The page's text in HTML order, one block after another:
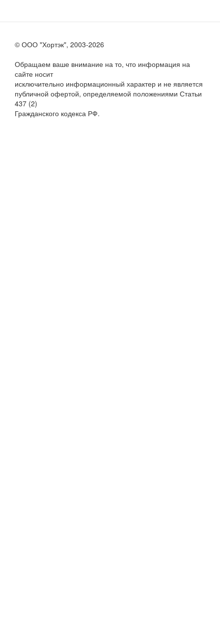
© ООО "Хортэк", 2003-2026
Обращаем ваше внимание на то, что информация на
сайте носит
исключительно информационный характер и не является
публичной офертой, определяемой положениями Статьи
437 (2)
Гражданского кодекса РФ.